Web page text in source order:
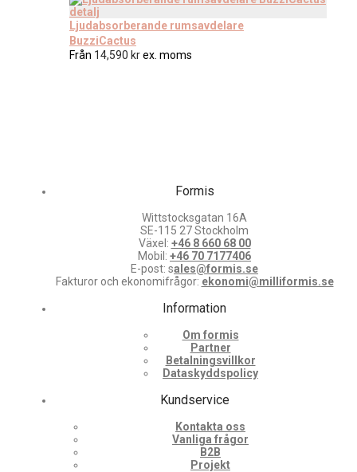
Ljudabsorberande rumsavdelare
BuzziCactus
Från 14,590 krex. moms
Formis
Wittstocksgatan 16A
SE-115 27 Stockholm
Växel: +46 8 660 68 00
Mobil: +46 70 7177406
E-post: sales@formis.se
Fakturor och ekonomifrågor: ekonomi@milliformis.se
Information
Om formis
Partner
Betalningsvillkor
Dataskyddspolicy
Kundservice
Kontakta oss
Vanliga frågor
B2B
Projekt